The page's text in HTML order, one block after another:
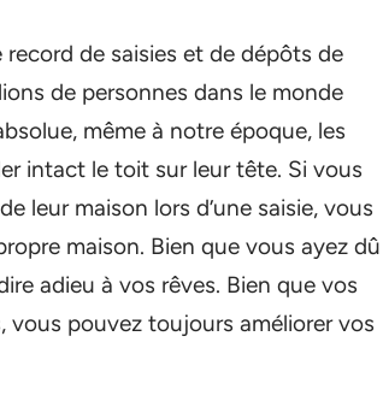
de saisies et de dépôts de
de personnes dans le monde
même à notre époque, les
intact le toit sur leur tête. Si vous
leur maison lors d’une saisie, vous
maison. Bien que vous ayez dû
adieu à vos rêves. Bien que vos
pouvez toujours améliorer vos